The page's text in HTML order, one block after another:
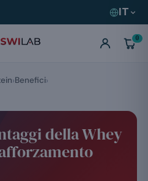
IT
0
della Whey
Benefici